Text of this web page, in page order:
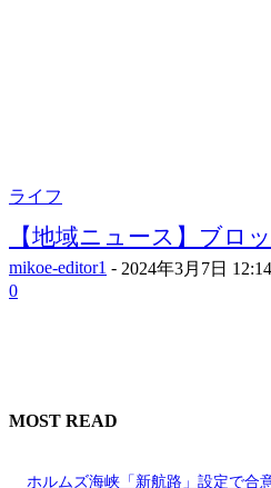
ライフ
【地域ニュース】ブロ
mikoe-editor1 - 2024年3月7日 12:14
0
MOST READ
ホルムズ海峡「新航路」設定で合